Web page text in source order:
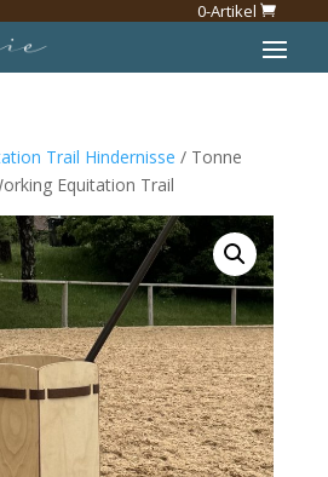
0-Artikel
Trail Hindernisse / Tonne
Equitation Trail